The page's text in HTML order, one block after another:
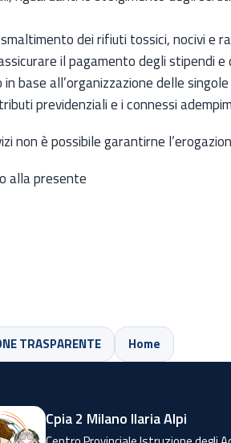
dei rifiuti tossici, nocivi e
il pagamento degli stipendi
base all’organizzazione delle
previdenziali e i connessi
non è possibile garantirne
alla presente
TRASPARENTE Home
Cpia 2 Milano Ilaria Alpi